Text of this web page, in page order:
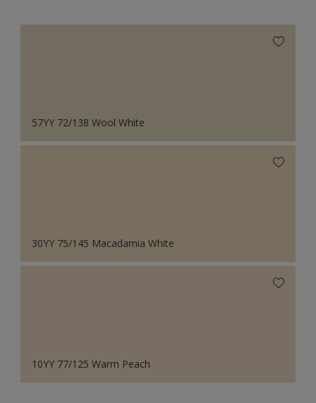
57YY 72/138 Wool White
30YY 75/145 Macadamia White
10YY 77/125 Warm Peach